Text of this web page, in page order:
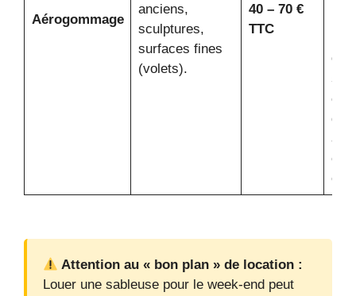
Aérogommage
anciens,
sculptures,
surfaces fines
(volets).
40 – 70 €
TTC
des
Attention au « bon plan » de location :
Louer une sableuse pour le week-end peut